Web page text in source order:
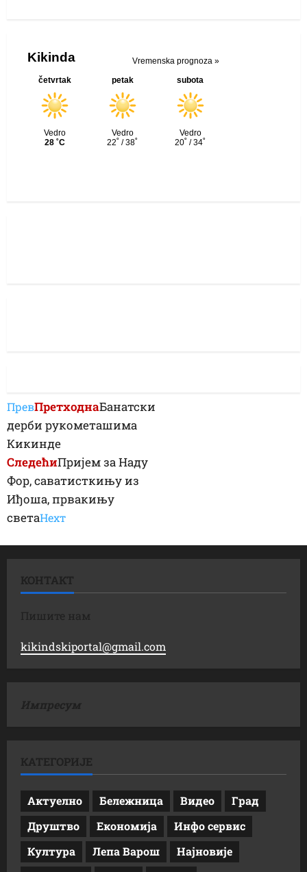
ПревПретходнаБанатски
дерби рукометашима
Кикинде
СледећиПријем за Наду
Фор, саватисткињу из
Иђоша, првакињу
светаНеxт
КОНТАКТ
Пишите нам
kikindskiportal@gmail.com
Импресум
КАТЕГОРИЈЕ
Актуелно Бележница Видео
Град
Друштво
Економија
Инфо сервис
Култура
Лепа Варош
Најновије